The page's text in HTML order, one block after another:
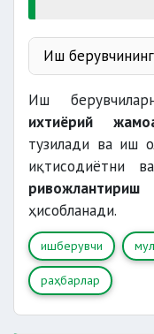
Иш
қарор
тузиш
бирлашмасига
Иш
ихтиёрий
тузилади ва иш
иқтисодиётни
ривожлантириш
ҳисобланади.
ишберувчи
раҳбарлар